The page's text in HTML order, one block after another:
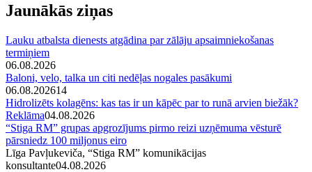
Jaunākās ziņas
Lauku atbalsta dienests atgādina par zālāju apsaimniekošanas
termiņiem
06.08.2026
Baloni, velo, talka un citi nedēļas nogales pasākumi
06.08.202614
Hidrolizēts kolagēns: kas tas ir un kāpēc par to runā arvien biežāk?
Reklāma04.08.2026
“Stiga RM” grupas apgrozījums pirmo reizi uzņēmuma vēsturē
pārsniedz 100 miljonus eiro
Līga Pavļukeviča, “Stiga RM” komunikācijas
konsultante04.08.2026